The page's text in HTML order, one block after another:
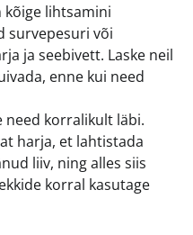
kõige lihtsamini
survepesuri või
ja seebivett. Laske neil
enne kui need
need korralikult läbi.
harja, et lahtistada
liiv, ning alles siis
korral kasutage